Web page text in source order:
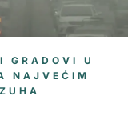
GRADOVI U
NAJVEĆIM